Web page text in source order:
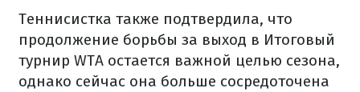
Теннисистка также подтвердила, что
продолжение борьбы за выход в Итоговый
турнир WTA остается важной целью сезона,
однако сейчас она больше сосредоточена